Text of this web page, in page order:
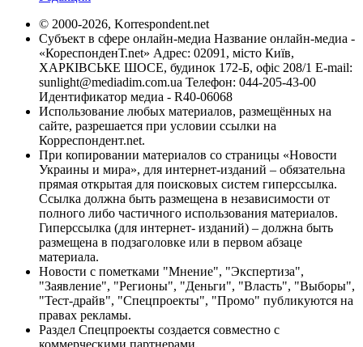
© 2000-2026, Korrespondent.net
Субъект в сфере онлайн-медиа Название онлайн-медиа -
«КореспонденТ.net» Адрес: 02091, місто Київ,
ХАРКІВСЬКЕ ШОСЕ, будинок 172-Б, офіс 208/1 E-mail:
sunlight@mediadim.com.ua Телефон: 044-205-43-00
Идентификатор медиа - R40-06068
Использование любых материалов, размещённых на
сайте, разрешается при условии ссылки на
Корреспондент.net.
При копировании материалов со страницы «Новости
Украины и мира», для интернет-изданий – обязательна
прямая открытая для поисковых систем гиперссылка.
Ссылка должна быть размещена в независимости от
полного либо частичного использования материалов.
Гиперссылка (для интернет- изданий) – должна быть
размещена в подзаголовке или в первом абзаце
материала.
Новости с пометками "Мнение", "Экспертиза",
"Заявление", "Регионы", "Деньги", "Власть", "Выборы",
"Тест-драйв", "Спецпроекты", "Промо" публикуются на
правах рекламы.
Раздел Спецпроекты создается совместно с
коммерческими партнерами.